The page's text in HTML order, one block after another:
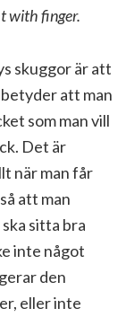
with finger.
skuggor är att
att man
som man vill
Det är
när man får
att man
sitta bra
inte något
den
eller inte